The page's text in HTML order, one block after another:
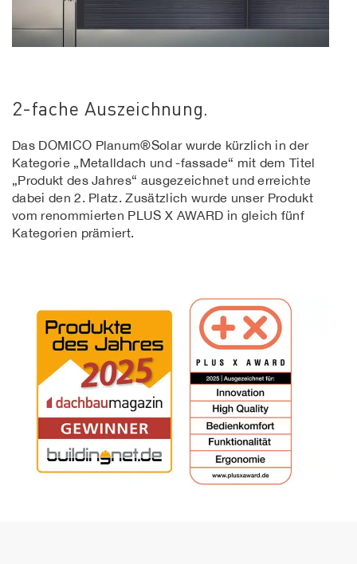
2-fache Auszeichnung.
Das DOMICO Planum®Solar wurde kürzlich in der
Kategorie „Metalldach und -fassade“ mit dem Titel
„Produkt des Jahres“ ausgezeichnet und erreichte
dabei den 2. Platz. Zusätzlich wurde unser Produkt
vom renommierten PLUS X AWARD in gleich fünf
Kategorien prämiert.